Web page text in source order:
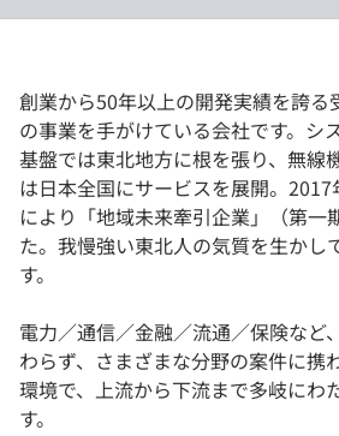
創業から50年以上の開発実績を誇る
の事業を手がけている会社です。シ
基盤では東北地方に根を張り、無線
は日本全国にサービスを展開。
により「地域未来牽引企業」（第一
た。我慢強い東北人の気質を生かし
す。
電力／通信／金融／流通／保険など
わらず、さまざまな分野の案件に携
環境で、上流から下流まで多岐にわ
す。